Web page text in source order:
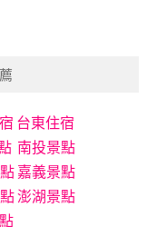
台東住宿
南投景點
嘉義景點
澎湖景點